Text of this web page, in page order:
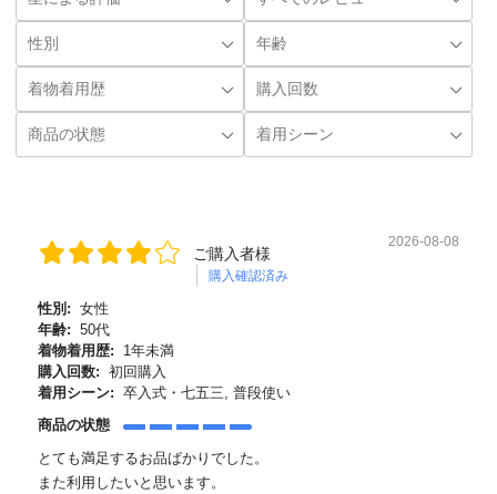
ご購入者様
購入確認済み
2026-08-08
性別: 女性
年齢: 50代
着物着用歴:
1年未満
購入回数: 初回購入
着用シーン: 卒入式・七五三, 普段使い
商品の状態
とても満足するお品ばかりでした。
また利用したいと思います。